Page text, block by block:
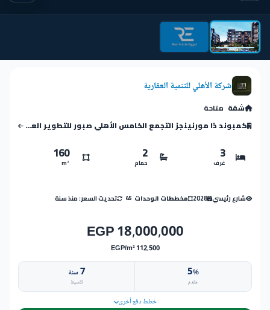
شركة الأهلي للتنمية العقارية
شقة متاحة
كمبوند ذا مورنينجز التجمع الخامس الأهلي صبور للتطوير العقاري
3
غرف
2
حمام
160
m²
شارع رئيسي 2028 مخططات الوحدات 45 تحديث السعر: منذ سنة
18,000,000 EGP
112,500 EGP/m²
5%
مقدم
7سنة
تقسيط
خطط دفع أخرى